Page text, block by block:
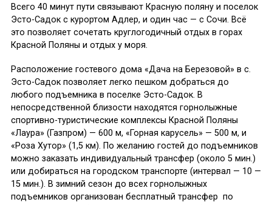
Всего 40 минут пути связывают Красную поляну и поселок
Эсто-Садок с курортом Адлер, и один час — с Сочи. Всё
это позволяет сочетать круглогодичный отдых в горах
Красной Поляны и отдых у моря.
Расположение гостевого дома «Дача на Березовой» в с.
Эсто-Садок позволяет легко пешком добраться до
любого подъемника в поселке Эсто-Садок. В
непосредственной близости находятся горнолыжные
спортивно-туристические комплексы Красной Поляны
«Лаура» (Газпром) — 600 м, «Горная карусель» — 500 м, и
«Роза Хутор» (1,5 км). По желанию гостей до подъемников
можно заказать индивидуальный трансфер (около 5 мин.)
или добираться на городском транспорте (интервал — 10 —
15 мин.). В зимний сезон до всех горнолыжных
подъемников организован бесплатный трансфер по